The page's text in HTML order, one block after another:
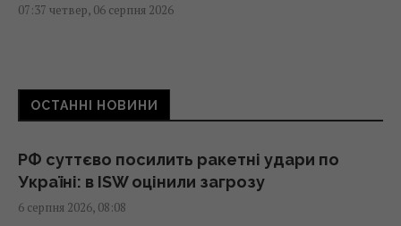
07:37 четвер, 06 серпня 2026
зворушливі побажання та листівки
07:30 четвер, 06 серпня 2026
Сьогодні - Яблучний Спас: як правильно
вітати рідних і близьких
07:30 четвер, 06 серпня 2026
ОСТАННІ НОВИНИ
РФ суттєво посилить ракетні удари по
Україні: в ISW оцінили загрозу
6 серпня 2026, 08:08